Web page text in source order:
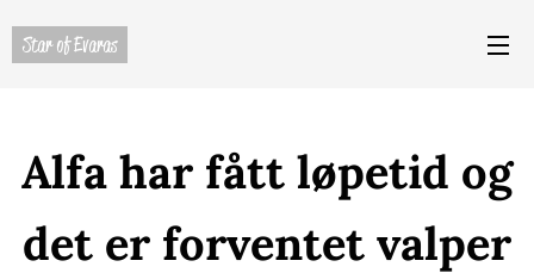
Star of Evaras
Alfa har fått løpetid og
det er forventet valper